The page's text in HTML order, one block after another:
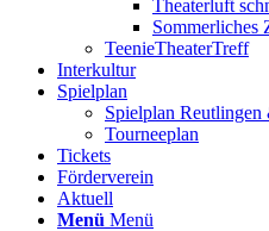
Theaterluft
Sommerliches
TeenieTheaterTreff
Interkultur
Spielplan
Spielplan
Tourneeplan
Tickets
Förderverein
Aktuell
Menü Menü